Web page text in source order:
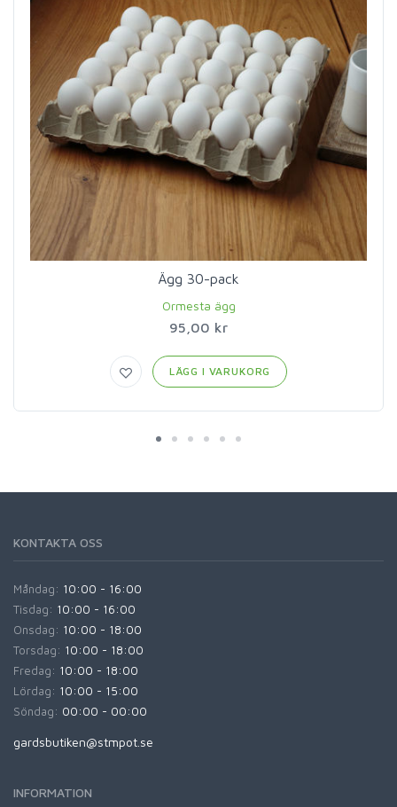
Ägg 30-pack
Ormesta ägg
95,00 kr
LÄGG I VARUKORG
KONTAKTA OSS
Måndag: 10:00 - 16:00
Tisdag: 10:00 - 16:00
Onsdag: 10:00 - 18:00
Torsdag: 10:00 - 18:00
Fredag: 10:00 - 18:00
Lördag: 10:00 - 15:00
Söndag: 00:00 - 00:00
gardsbutiken@stmpot.se
INFORMATION